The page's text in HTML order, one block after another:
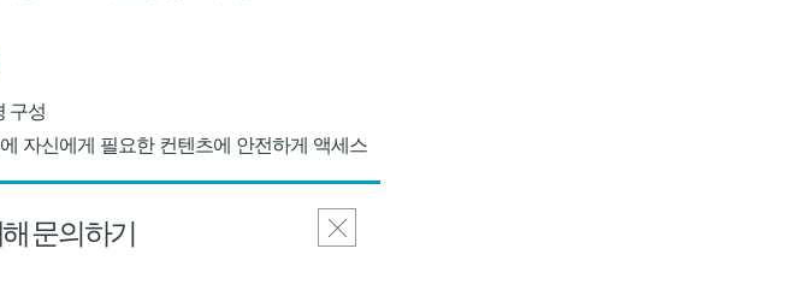
구성
자신에게 필요한 컨텐츠에 안전하게 액세스
한 맞춤형 캡처 애플리케이션 빌드
문의하기